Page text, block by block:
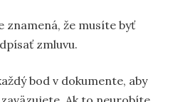
znamená, že musíte byť
zmluvu.
bod v dokumente, aby